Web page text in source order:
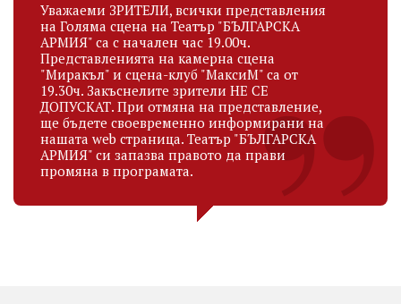
Уважаеми ЗРИТЕЛИ, всички представления
на Голяма сцена на Театър "БЪЛГАРСКА
АРМИЯ" са с начален час 19.00ч.
Представленията на камерна сцена
"Миракъл" и сцена-клуб "МаксиМ" са от
19.30ч. Закъснелите зрители НЕ СЕ
ДОПУСКАТ. При отмяна на представление,
ще бъдете своевременно информирани на
нашата web страница. Театър "БЪЛГАРСКА
АРМИЯ" си запазва правото да прави
промяна в програмата.